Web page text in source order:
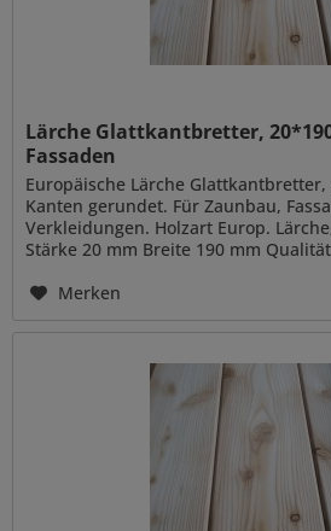
Lärche Glattkantbretter,
Fassaden
Europäische Lärche
Kanten gerundet. Für Zaunbau,
Verkleidungen. Holzart Europ.
Stärke 20 mm Breite 190 mm
Merken